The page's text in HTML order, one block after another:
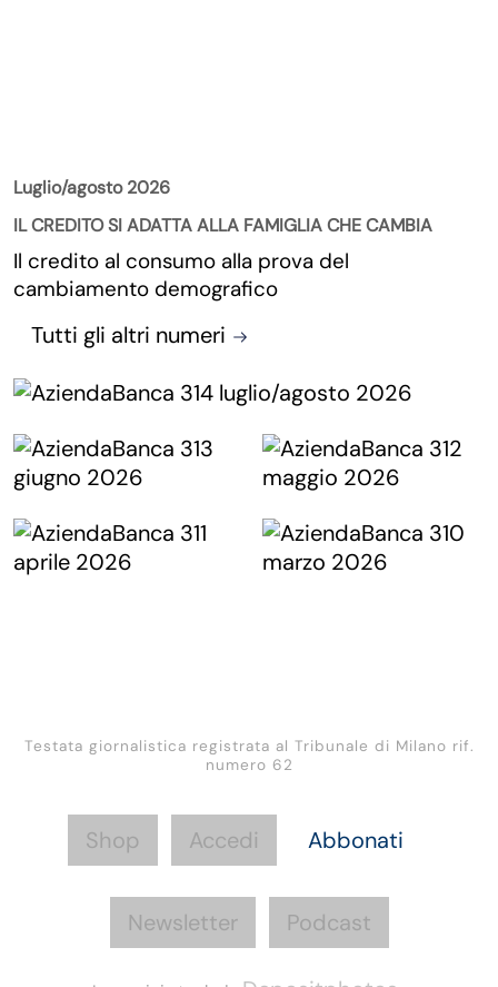
Luglio/agosto 2026
IL CREDITO SI ADATTA ALLA FAMIGLIA CHE CAMBIA
Il credito al consumo alla prova del
cambiamento demografico
Tutti gli altri numeri
Testata giornalistica registrata al Tribunale di Milano rif.
numero 62
Shop Accedi Abbonati
Newsletter Podcast